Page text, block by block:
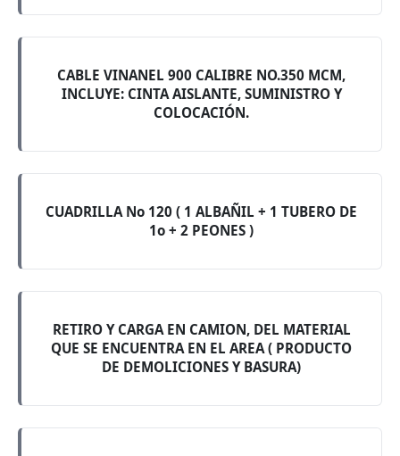
CABLE VINANEL 900 CALIBRE NO.350 MCM,
INCLUYE: CINTA AISLANTE, SUMINISTRO Y
COLOCACIÓN.
CUADRILLA No 120 ( 1 ALBAÑIL + 1 TUBERO DE
1o + 2 PEONES )
RETIRO Y CARGA EN CAMION, DEL MATERIAL
QUE SE ENCUENTRA EN EL AREA ( PRODUCTO
DE DEMOLICIONES Y BASURA)